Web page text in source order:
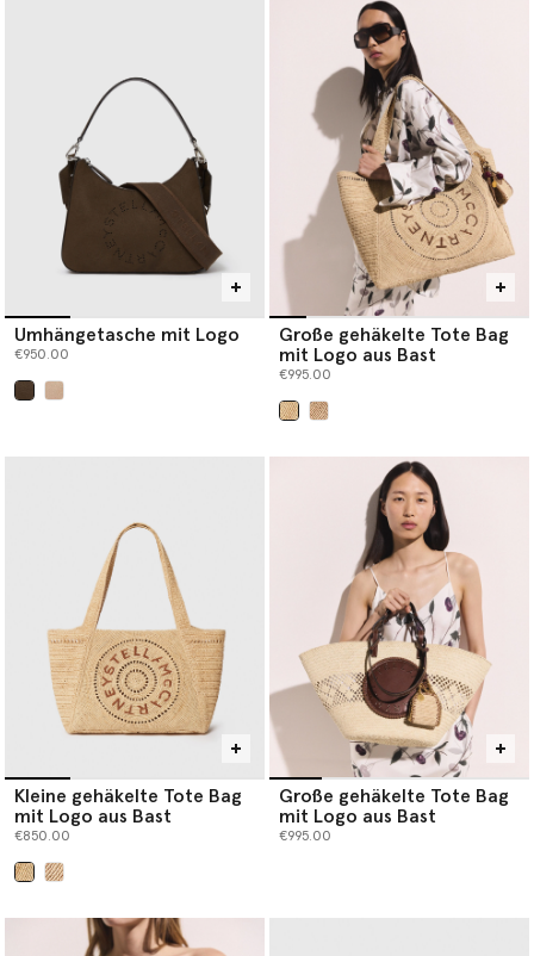
Umhängetasche mit Logo
€950.00
Große gehäkelte Tote Bag
mit Logo aus Bast
€995.00
Kleine gehäkelte Tote Bag
mit Logo aus Bast
€850.00
Große gehäkelte Tote Bag
mit Logo aus Bast
€995.00